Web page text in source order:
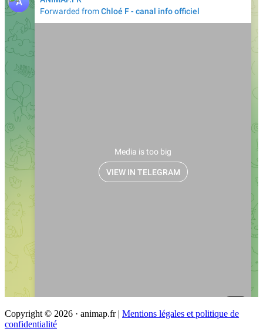
Copyright © 2026 · animap.fr | Mentions légales et politique de
confidentialité